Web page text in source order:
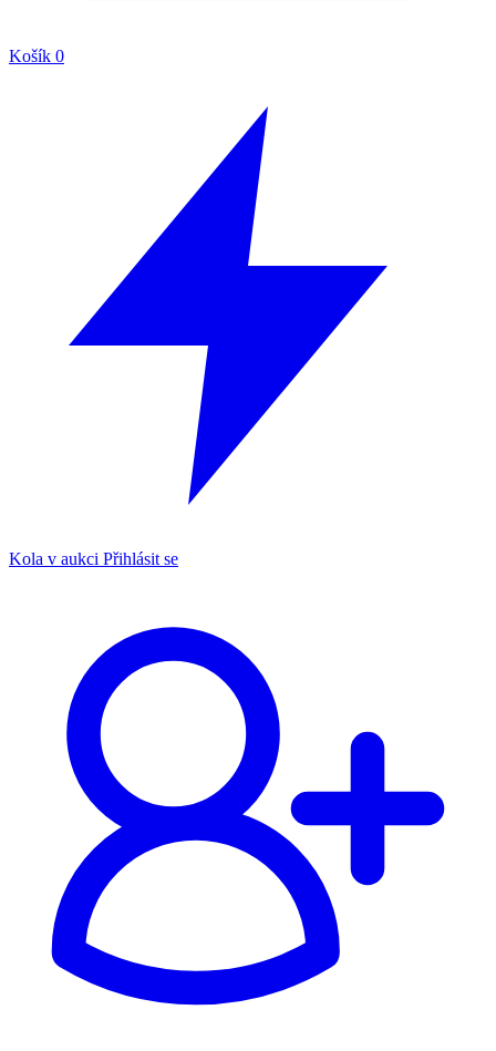
Košík 0
Kola v aukci Přihlásit se